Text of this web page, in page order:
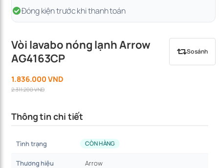
Đóng kiện trước khi thanh toán
Vòi lavabo nóng lạnh Arrow
AG4163CP
So sánh
1.836.000 VND
2.311.200 VND
Thông tin chi tiết
Tình trạng CÒN HÀNG
Thương hiệu Arrow